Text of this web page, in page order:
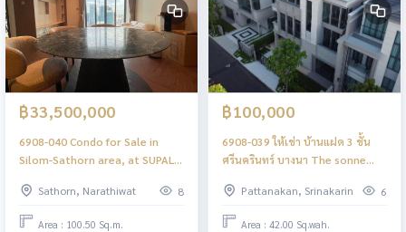
฿33,500,000
6908-040 Condo for Sale in
Silom-Sathorn area, at SUPALAI
Sathorn, Narathiwat
8
Area : 100.50 Sq.m.
฿100,000
6908-039 ให้เช่า บ้านแฝด 3 ชั้น
ศรีนครินทร์ บางนา The sonne
Pattanakan, Srinakarin
6
Area : 42.00 Sq.wah.